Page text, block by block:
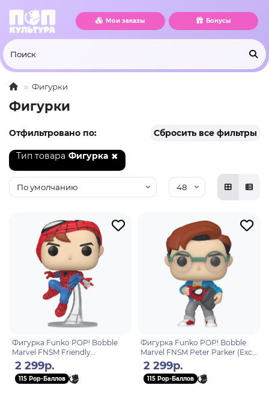
Мои заказы Бонусы
Фигурки
Фигурки
Отфильтровано по: Сбросить все фильтры
Тип товара Фигурка
Фигурка Funko POP! Bobble
Marvel FNSM Friendly
Neighborhood Spider-Man (Exc)
(1530) 87224
2 299р.
115 Pop-Баллов
Фигурка Funko POP! Bobble
Marvel FNSM Peter Parker (Exc)
(1531) 87225
2 299р.
115 Pop-Баллов